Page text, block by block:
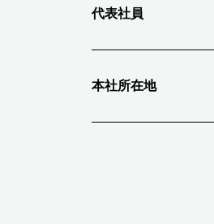
代表社員
本社所在地